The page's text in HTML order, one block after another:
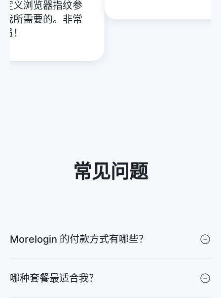
义浏览器指纹参
所需要的。非常
！
常见问题
Morelogin 的付款方式有哪些？
哪种套餐最适合我？